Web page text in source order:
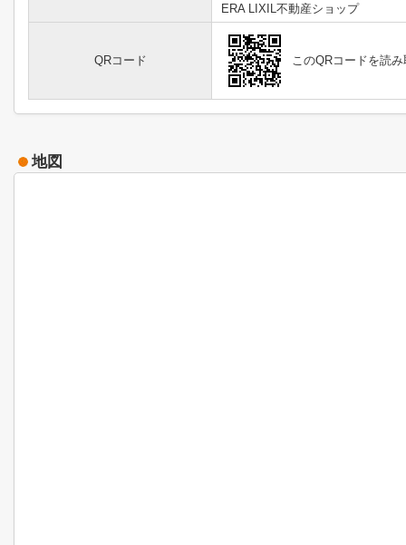
ERA LIXIL不動産ショップ
QRコード このQRコードを読
地図